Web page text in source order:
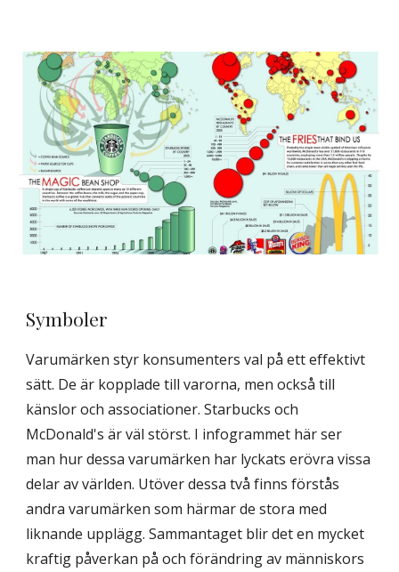
Symboler
Varumärken styr konsumenters val på ett effektivt
sätt. De är kopplade till varorna, men också till
känslor och associationer. Starbucks och
McDonald's är väl störst. I infogrammet här ser
man hur dessa varumärken har lyckats erövra vissa
delar av världen. Utöver dessa två finns förstås
andra varumärken som härmar de stora med
liknande upplägg. Sammantaget blir det en mycket
kraftig påverkan på och förändring av människors